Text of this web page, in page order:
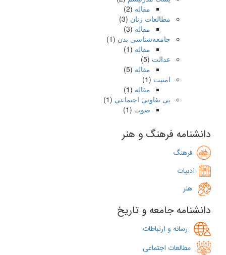
مقاله (2)
مطالعات زنان (3)
مقاله (3)
جامعه‌شناسی بدن (1)
مقاله (1)
عدالت (5)
مقاله (5)
امنیت (1)
مقاله (1)
بی تفاوتی اجتماعی (1)
صوت (1)
دانشنامه فرهنگ و هنر
فرهنگ
ادبیات
هنر
دانشنامه جامعه و تاریخ
رسانه و ارتباطات
مطالعات اجتماعی